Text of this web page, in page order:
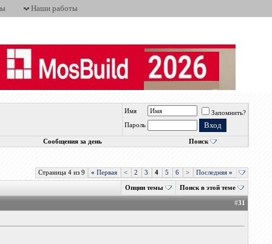
Наши работы
Имя
Запомнить?
Пароль
Сообщения за день Поиск
Страница 4 из 9 « Первая < 2 3 4 5 6 > Последняя»
Опции темы Поиск в этой теме
#31